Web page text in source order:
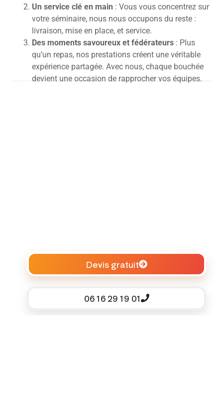
Un service clé en main : Vous vous concentrez sur
votre séminaire, nous nous occupons du reste :
livraison, mise en place, et service.
Des moments savoureux et fédérateurs : Plus
qu’un repas, nos prestations créent une véritable
expérience partagée. Avec nous, chaque bouchée
devient une occasion de rapprocher vos équipes.
Devis gratuit
06 16 29 19 01